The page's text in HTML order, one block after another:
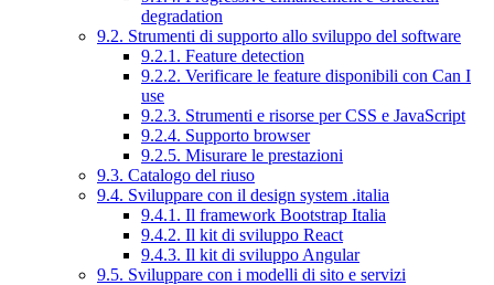
degradation
9.2. Strumenti di supporto allo sviluppo del software
9.2.1. Feature detection
9.2.2. Verificare le feature disponibili con Can I
use
9.2.3. Strumenti e risorse per CSS e JavaScript
9.2.4. Supporto browser
9.2.5. Misurare le prestazioni
9.3. Catalogo del riuso
9.4. Sviluppare con il design system .italia
9.4.1. Il framework Bootstrap Italia
9.4.2. Il kit di sviluppo React
9.4.3. Il kit di sviluppo Angular
9.5. Sviluppare con i modelli di sito e servizi